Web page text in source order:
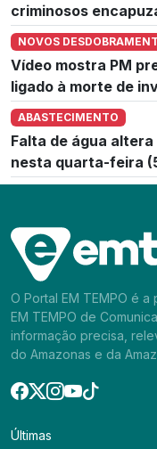
criminosos
NOVOS
Vídeo mostra PM
ligado à morte de
ABASTECIMENTO
Falta de água
nesta quarta-feira
O Portal EM TEMPO é
EM TEMPO de
informação precisa,
do Amazonas e da
Últimas